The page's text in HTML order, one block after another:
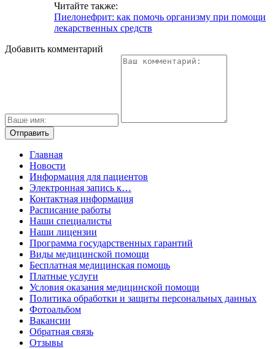
Читайте также:
Пиелонефрит: как помочь организму при помощи
лекарственных средств
Добавить комментарий
Главная
Новости
Информация для пациентов
Электронная запись к…
Контактная информация
Расписание работы
Наши специалисты
Наши лицензии
Программа государственных гарантий
Виды медицинской помощи
Бесплатная медицинская помощь
Платные услуги
Условия оказания медицинской помощи
Политика обработки и защиты персональных данных
Фотоальбом
Вакансии
Обратная связь
Отзывы